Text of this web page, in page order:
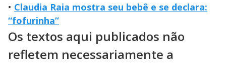
• Claudia Raia mostra seu bebê e se declara:
“fofurinha”
Os textos aqui publicados não
refletem necessariamente a